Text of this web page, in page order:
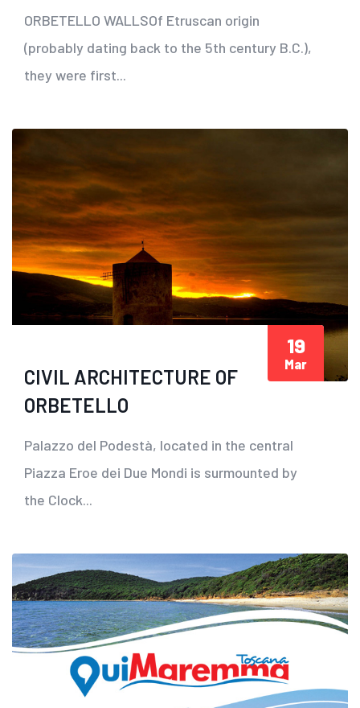
ORBETELLO WALLSOf Etruscan origin
(probably dating back to the 5th century B.C.),
they were first...
CIVIL ARCHITECTURE OF
ORBETELLO
Palazzo del Podestà, located in the central
Piazza Eroe dei Due Mondi is surmounted by
the Clock...
19
Mar